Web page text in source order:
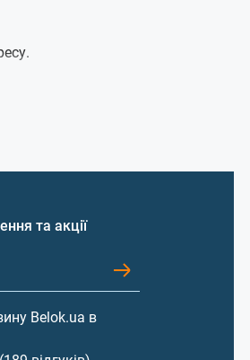
корисних
Загальні
робіть це під час
та акції
Belok.ua в